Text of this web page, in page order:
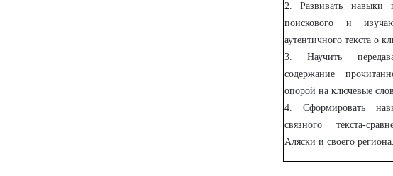
2. Развивать навыки
поискового и
аутентичного текста о
3. Научить
содержание
опорой на ключевые
4. Сформировать
связного текста-
Аляски и своего региона.